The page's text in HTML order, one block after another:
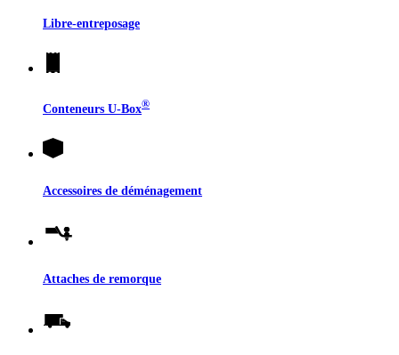
Libre-entreposage
Conteneurs U-Box®
Accessoires de déménagement
Attaches de remorque